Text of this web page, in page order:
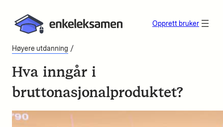
Opprett bruker
Høyere utdanning /
Hva inngår i
bruttonasjonalproduktet?